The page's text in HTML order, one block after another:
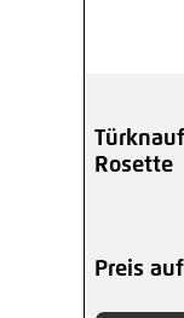
Rosette
Preis